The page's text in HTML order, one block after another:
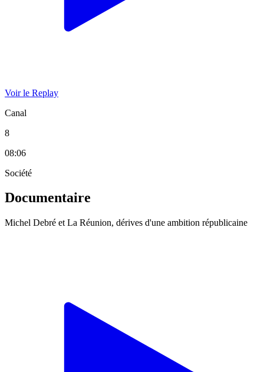
Voir le Replay
Canal
8
08:06
Société
Documentaire
Michel Debré et La Réunion, dérives d'une ambition républicaine